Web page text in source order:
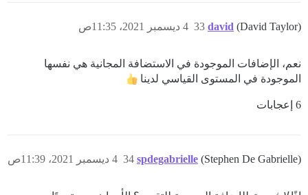
david (David Taylor) 4 ديسمبر 2021، 11:35ص 33
نعم، الإضافات الموجودة في الاستضافة المجانية هي نفسها
الموجودة في المستوى القياسي لدينا
6 إعجابات
spdegabrielle (Stephen De Gabrielle) 4 ديسمبر 2021، 11:39ص 34